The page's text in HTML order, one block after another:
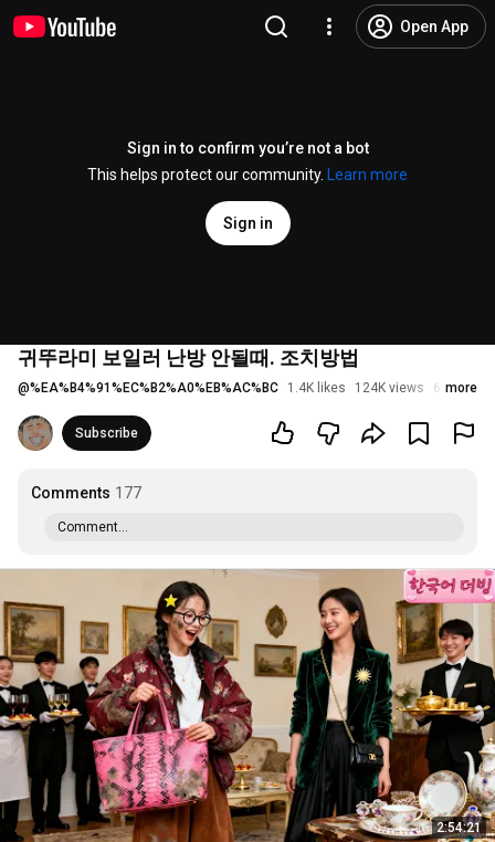
Open App
Sign in to confirm you’re not a bot
This helps protect our community.
Learn more
Sign in
귀뚜라미 보일러 난방 안될때. 조치방법
@%EA%B4%91%EC%B2%A0%EB%AC%BC 1.4K likes 124K views 6 years
more
Subscribe
Comments 177
Comment...
2:54:21